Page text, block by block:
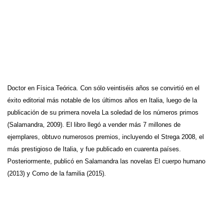
Doctor en Física Teórica. Con sólo veintiséis años se convirtió en el
éxito editorial más notable de los últimos años en Italia, luego de la
publicación de su primera novela La soledad de los números primos
(Salamandra, 2009). El libro llegó a vender más 7 millones de
ejemplares, obtuvo numerosos premios, incluyendo el Strega 2008, el
más prestigioso de Italia, y fue publicado en cuarenta países.
Posteriormente, publicó en Salamandra las novelas El cuerpo humano
(2013) y Como de la familia (2015).